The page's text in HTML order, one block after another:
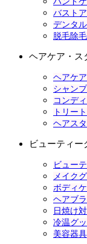
バスト
デンタ
脱毛除
ヘアケア・ス
ヘアケ
シャン
コンデ
トリー
ヘアス
ビューティー
ビュー
メイク
ボディ
ヘアブ
日焼け
冷温グ
美容器具